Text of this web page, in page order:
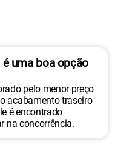
uma boa opção
pelo menor preço
acabamento traseiro
é encontrado
na concorrência.